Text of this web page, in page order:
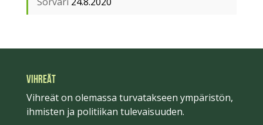
VIHREÄT
Vihreät on olemassa turvatakseen ympäristön,
ihmisten ja politiikan tulevaisuuden.